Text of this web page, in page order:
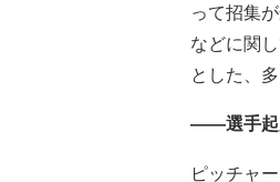
って招集
などに関
とした、
――選手起
ピッチャ